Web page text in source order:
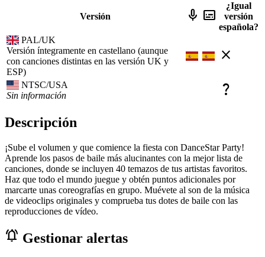
Versión mic subtitles
¿Igual
versión
española?
PAL/UK
Versión íntegramente en castellano (aunque
con canciones distintas en las versión UK y
ESP)
close
NTSC/USA
Sin información
question_mark
Descripción
¡Sube el volumen y que comience la fiesta con DanceStar Party!
Aprende los pasos de baile más alucinantes con la mejor lista de
canciones, donde se incluyen 40 temazos de tus artistas favoritos.
Haz que todo el mundo juegue y obtén puntos adicionales por
marcarte unas coreografías en grupo. Muévete al son de la música
de videoclips originales y comprueba tus dotes de baile con las
reproducciones de vídeo.
notifications_active Gestionar alertas